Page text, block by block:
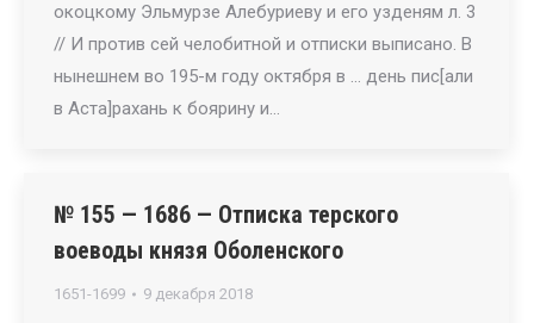
окоцкому Эльмурзе Алебуриеву и его узденям л. 3
// И против сей челобитной и отписки выписано. В
нынешнем во 195-м году октября в … день пис[али
в Аста]рахань к боярину и…
№ 155 — 1686 — Отписка терского
воеводы князя Оболенского
1651-1699 9 декабря 2018